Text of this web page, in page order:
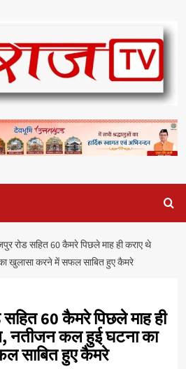
रोड सहित 60 कैमरे पिछले माह ही कराए थे
खुलासा करने में सफल साबित हुए कैमरे
सहित 60 कैमरे पिछले माह ही
नतीजन कल हुई घटना का
साबित हुए कैमरे